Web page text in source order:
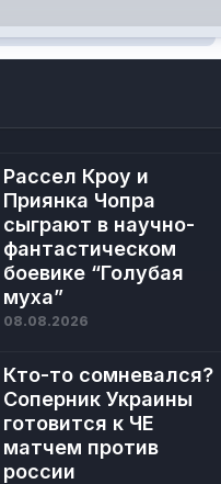
Рассел Кроу и
Приянка Чопра
сыграют в научно-
фантастическом
боевике “Голубая
муха”
08.08.2026
Кто-то сомневался?
Соперник Украины
готовится к ЧЕ
матчем против
россии